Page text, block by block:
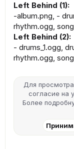
Left Behind (1):
-album.png, -
rhythm.ogg,
Left Behind (2):
- drums_1.ogg,
rhythm.ogg,
Для
согласие на
Более